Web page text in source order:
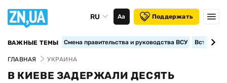
RU Аа Поддержать
ВАЖНЫЕ ТЕМЫ Смена правительства и руководства ВСУ
ГЛАВНАЯ УКРАИНА
В КИЕВЕ ЗАДЕРЖАЛИ ДЕСЯТЬ